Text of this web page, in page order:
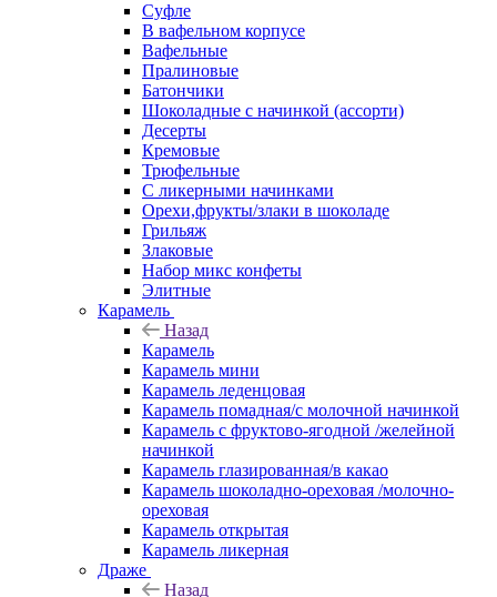
Суфле
В вафельном корпусе
Вафельные
Пралиновые
Батончики
Шоколадные с начинкой (ассорти)
Десерты
Кремовые
Трюфельные
С ликерными начинками
Орехи,фрукты/злаки в шоколаде
Грильяж
Злаковые
Набор микс конфеты
Элитные
Карамель
Назад
Карамель
Карамель мини
Карамель леденцовая
Карамель помадная/с молочной начинкой
Карамель с фруктово-ягодной /желейной
начинкой
Карамель глазированная/в какао
Карамель шоколадно-ореховая /молочно-
ореховая
Карамель открытая
Карамель ликерная
Драже
Назад